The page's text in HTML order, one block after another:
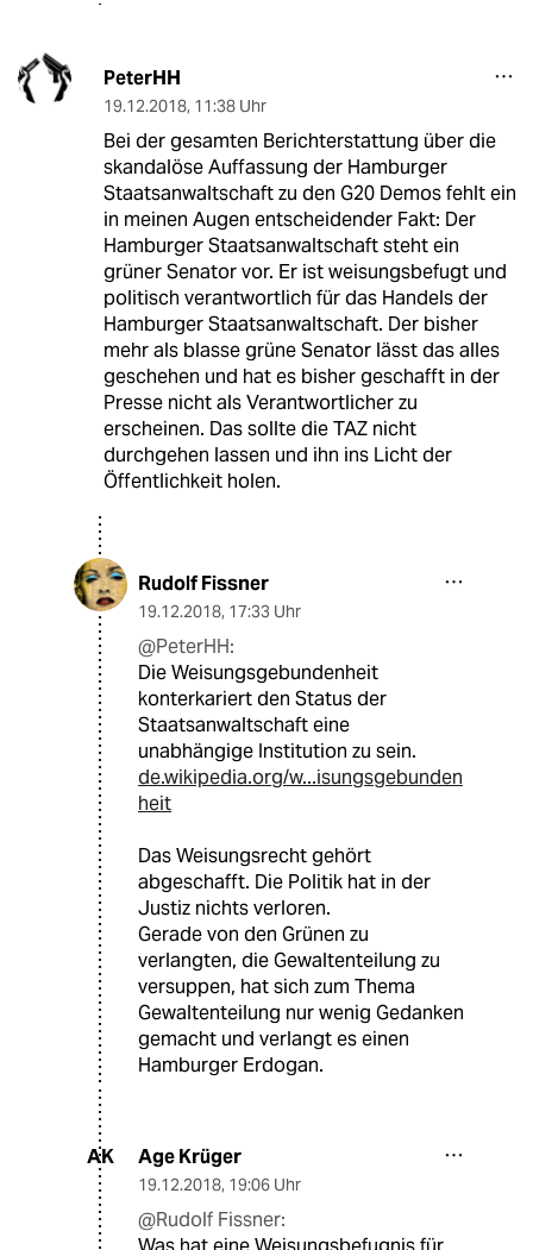
PeterHH
19.12.2018, 11:38 Uhr
Bei der gesamten Berichterstattung über die
skandalöse Auffassung der Hamburger
Staatsanwaltschaft zu den G20 Demos fehlt ein
in meinen Augen entscheidender Fakt: Der
Hamburger Staatsanwaltschaft steht ein
grüner Senator vor. Er ist weisungsbefugt und
politisch verantwortlich für das Handels der
Hamburger Staatsanwaltschaft. Der bisher
mehr als blasse grüne Senator lässt das alles
geschehen und hat es bisher geschafft in der
Presse nicht als Verantwortlicher zu
erscheinen. Das sollte die TAZ nicht
durchgehen lassen und ihn ins Licht der
Öffentlichkeit holen.
Rudolf Fissner
19.12.2018, 17:33 Uhr
@PeterHH:
Die Weisungsgebundenheit
konterkariert den Status der
Staatsanwaltschaft eine
unabhängige Institution zu sein.
de.wikipedia.org/w...isungsgebunden
heit
Das Weisungsrecht gehört
abgeschafft. Die Politik hat in der
Justiz nichts verloren.
Gerade von den Grünen zu
verlangten, die Gewaltenteilung zu
versuppen, hat sich zum Thema
Gewaltenteilung nur wenig Gedanken
gemacht und verlangt es einen
Hamburger Erdogan.
AK Age Krüger
19.12.2018, 19:06 Uhr
@Rudolf Fissner: